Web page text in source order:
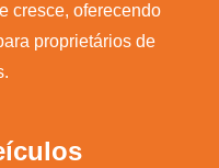
cresce, oferecendo
proprietários de